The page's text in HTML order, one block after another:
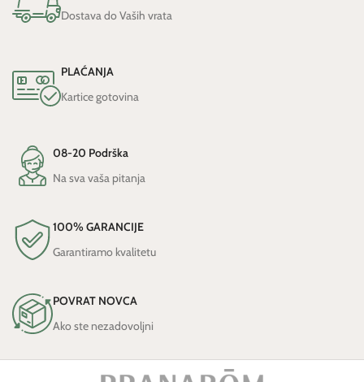
Dostava do Vaših vrata
PLAĆANJA
Kartice gotovina
08-20 Podrška
Na sva vaša pitanja
100% GARANCIJE
Garantiramo kvalitetu
POVRAT NOVCA
Ako ste nezadovoljni